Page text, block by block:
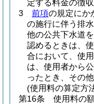
定する料金の徴
3
前項の規定にか
の施行に伴う排
他の公共下水道
認めるときは、
合において、使
は、使用者から
ったとき、その
(使用料の算定方
第16条
使用料の